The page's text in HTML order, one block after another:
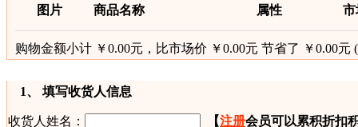
图片 商品名称 属性 市
购物金额小计 ￥0.00元 ， 比市场价 ￥0.00元 节省了 ￥0.00元
1、 填写收货人信息
收货人姓名： 【注册会员可以累积折扣